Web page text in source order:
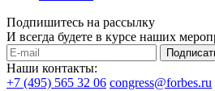
Подпишитесь на рассылку
И всегда будете в курсе наших
Наши контакты:
+7 (495) 565 32 06 congress@forbes.ru